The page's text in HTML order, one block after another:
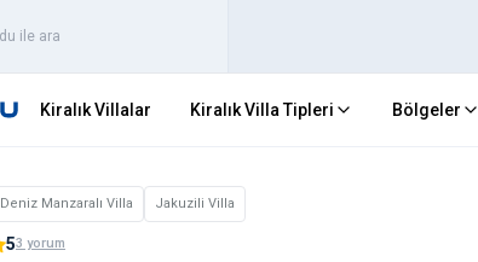
Kiralık Villalar Kiralık Villa Tipleri Bölgeler
Deniz Manzaralı Villa Jakuzili Villa
53 yorum